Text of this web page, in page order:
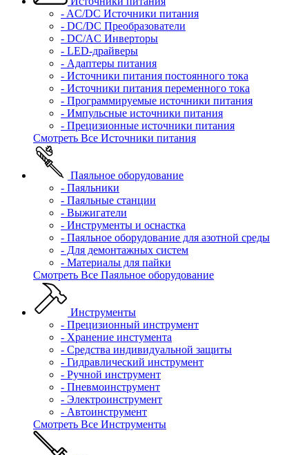
- AC/DC Источники питания
- DC/DC Преобразователи
- DC/AC Инверторы
- LED-драйверы
- Адаптеры питания
- Источники питания постоянного тока
- Источники питания переменного тока
- Программируемые источники питания
- Импульсные источники питания
- Прецизионные источники питания
Смотреть Все Источники питания
Паяльное оборудование
- Паяльники
- Паяльные станции
- Выжигатели
- Инструменты и оснастка
- Паяльное оборудование для азотной среды
- Для демонтажных систем
- Материалы для пайки
Смотреть Все Паяльное оборудование
Инструменты
- Прецизионный инструмент
- Хранение инстумента
- Средства индивидуальной защиты
- Гидравлический инструмент
- Ручной инструмент
- Пневмоинструмент
- Электроинструмент
- Автоинструмент
Смотреть Все Инструменты